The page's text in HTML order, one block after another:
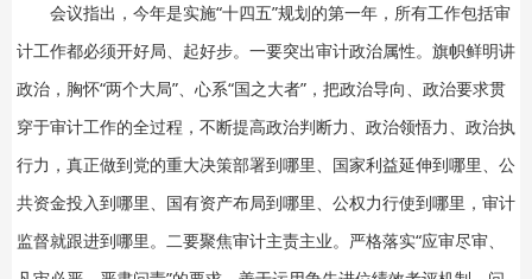
会议指出，今年是实施“十四五”规划的第一年，所有工作包括审
计工作都必须开好局、起好步。一要突出审计政治属性。旗帜鲜明讲
政治，胸怀“两个大局”、心系“国之大者”，把政治导向、政治要求贯
穿于审计工作的全过程，不断提高政治判断力、政治领悟力、政治执
行力，真正做到党的重大决策部署到哪里、国家利益延伸到哪里、公
共资金投入到哪里、国有资产布局到哪里、公权力行使到哪里，审计
监督就跟进到哪里。二要聚焦审计主责主业。严格落实“应审尽审、